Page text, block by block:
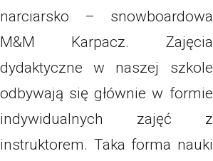
narciarsko – snowboardowa
M&M Karpacz. Zajęcia
dydaktyczne w naszej szkole
odbywają się głównie w formie
indywidualnych zajęć z
instruktorem. Taka forma nauki